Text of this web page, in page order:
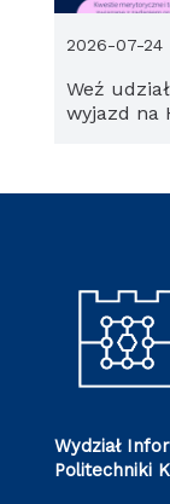
Weź
wyjazd na
2026-07-24
Wydział
Politechniki